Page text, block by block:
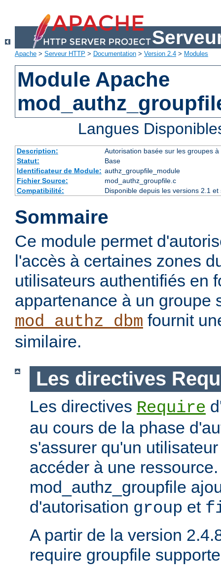
Apache > Serveur HTTP > Documentation > Version 2.4 > Modules
Module Apache
Langues
Description:
Autorisation basée sur les groupes
Statut:
Base
Identificateur de Module: authz_groupfile_module
Fichier Source:
mod_authz_groupfile.c
Compatibilité:
Disponible depuis les versions 2.1
Sommaire
Ce module permet
l'accès à certaines zones
utilisateurs authentifiés en
appartenance à un groupe
mod_authz_dbm fournit
similaire.
Les directives
Les directives Require
au cours de la phase
s'assurer qu'un
accéder à une ressource.
mod_authz_groupfile
d'autorisation group et
A partir de la version
require groupfile